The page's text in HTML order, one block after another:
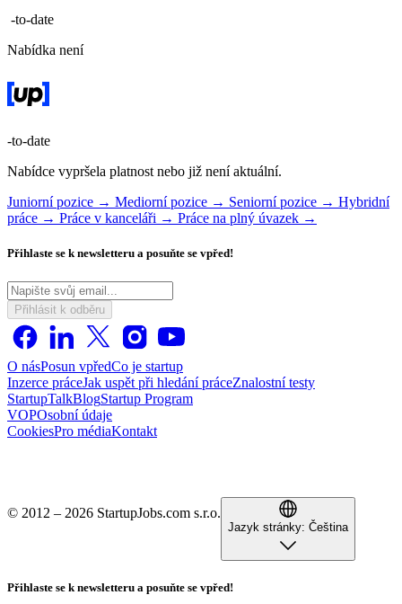
-to-date
Nabídka není
-to-date
Nabídce vypršela platnost nebo již není aktuální.
Juniorní pozice → Mediorní pozice → Seniorní pozice → Hybridní
práce → Práce v kanceláři → Práce na plný úvazek →
Přihlaste se k newsletteru a posuňte se vpřed!
Přihlásit k odběru
O násPosun vpředCo je startup
Inzerce práceJak uspět při hledání práceZnalostní testy
StartupTalkBlogStartup Program
VOPOsobní údaje
CookiesPro médiaKontakt
© 2012 – 2026 StartupJobs.com s.r.o.
Jazyk stránky: Čeština
Přihlaste se k newsletteru a posuňte se vpřed!